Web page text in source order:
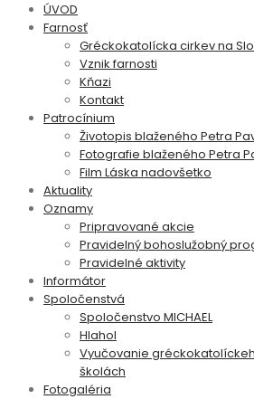
ÚVOD
Farnosť
Gréckokatolícka cirkev na
Vznik farnosti
Kňazi
Kontakt
Patrocínium
Životopis blaženého Petra
Fotografie blaženého Petra
Film Láska nadovšetko
Aktuality
Oznamy
Pripravované akcie
Pravidelný bohoslužobný
Pravidelné aktivity
Informátor
Spoločenstvá
Spoločenstvo MICHAEL
Hlahol
Vyučovanie
školách
Fotogaléria